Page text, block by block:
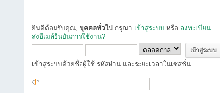
ยินดีต้อนรับคุณ, บุคคลทั่วไป กรุณา เข้าสู่ระบบ หรือ ลงทะเบียน
ส่งอีเมล์ยืนยันการใช้งาน?
เข้าสู่ระบบด้วยชื่อผู้ใช้ รหัสผ่าน และระยะเวลาในเซสชั่น